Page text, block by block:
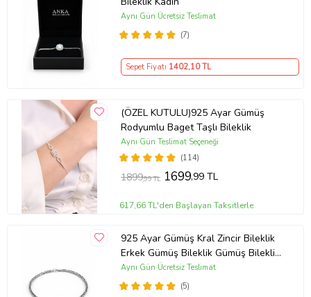
(7)
Aynı Gün Ücretsiz Teslimat
Sepet Fiyatı 1402,10 TL
(ÖZEL KUTULU)925 Ayar Gümüş
Rodyumlu Baget Taşlı Bileklik
(114)
Aynı Gün Teslimat Seçeneği
1899,99 TL 1699,99 TL
617,66 TL'den Başlayan Taksitlerle
925 Ayar Gümüş Kral Zincir Bileklik
Erkek Gümüş Bileklik Gümüş Bileklik
(Çok Renkli)
(5)
Aynı Gün Ücretsiz Teslimat